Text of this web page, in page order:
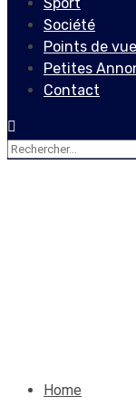
Société
Points de vue
Petites
Contact
Rechercher :
Home